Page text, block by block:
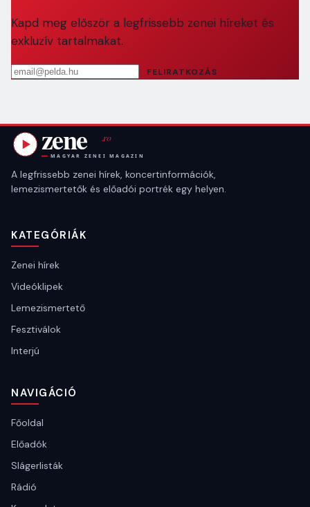
Kapd meg először a legfrissebb zenei híreket és
exkluzív tartalmakat.
Email cím
FELIRATKOZÁS
A legfrissebb zenei hírek, koncertinformációk,
lemezismertetők és előadói portrék egy helyen.
KATEGÓRIÁK
Zenei hírek
Videóklipek
Lemezismertető
Fesztiválok
Interjú
NAVIGÁCIÓ
Főoldal
Előadók
Slágerlisták
Rádió